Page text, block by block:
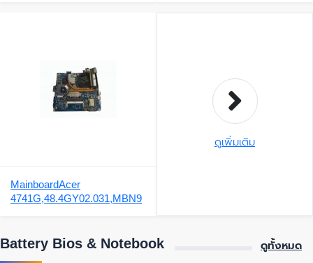
Aspire E5-772G I5-6200U
MainboardAcer
4741G,48.4GY02.031,MBN9
ดูเพิ่มเติม
Battery Bios & Notebook ดูทั้งหมด